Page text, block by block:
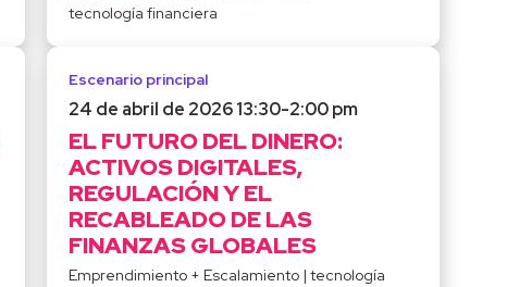
tecnología financiera
Escenario principal
24 de abril de 2026 13:30-2:00 pm
EL FUTURO DEL DINERO:
ACTIVOS DIGITALES,
REGULACIÓN Y EL
RECABLEADO DE LAS
FINANZAS GLOBALES
Emprendimiento + Escalamiento |tecnología